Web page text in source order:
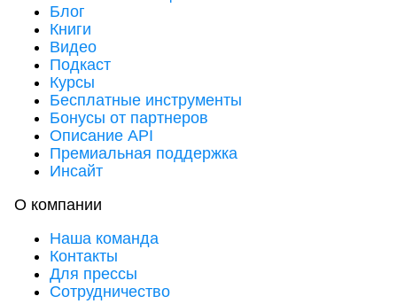
Блог
Книги
Видео
Подкаст
Курсы
Бесплатные инструменты
Бонусы от партнеров
Описание API
Премиальная поддержка
Инсайт
О компании
Наша команда
Контакты
Для прессы
Сотрудничество